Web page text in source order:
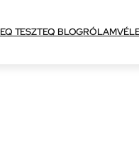
EQ TESZTEQ BLOGRÓLAM